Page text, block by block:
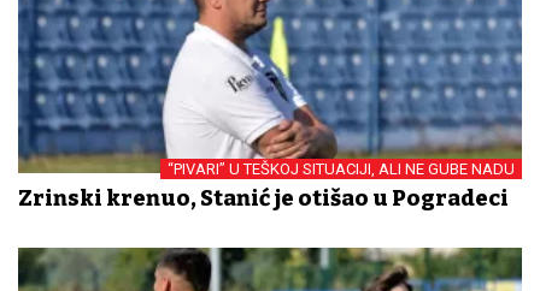
“PIVARI” U TEŠKOJ SITUACIJI, ALI NE GUBE NADU
Zrinski krenuo, Stanić je otišao u Pogradeci